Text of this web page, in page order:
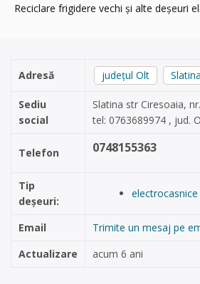
Reciclare frigidere vechi și alte deșeuri
Adresă județul Olt Slatina
Sediu
social
Slatina str Ciresoaia,
tel: 0763689974 , jud.
Telefon 0748155363
Tip
deșeuri:
electrocasnice
Email
Trimite un mesaj pe
Actualizare
acum 6 ani